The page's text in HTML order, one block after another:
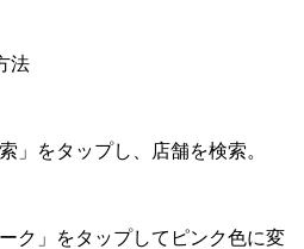
法
」をタップし、店舗を検索。
ク」をタップしてピンク色に変